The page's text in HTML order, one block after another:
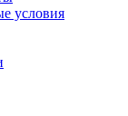
условия